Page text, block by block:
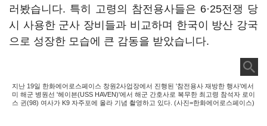
러봤습니다. 특히 고령의 참전용사들은 6·25전쟁 당
시 사용한 군사 장비들과 비교하며 한국이 방산 강국
으로 성장한 모습에 큰 감동을 받았습니다.
지난 19일 한화에어로스페이스 창원2사업장에서 진행된 '참전용사 재방한 행사'에서
미 해군 병원선 '헤이븐(USS HAVEN)'에서 해군 간호사로 복무한 최고령 참석자 로이
스 귄(98) 여사가 K9 자주포에 올라 기념 촬영하고 있다. (사진=한화에어로스페이스)